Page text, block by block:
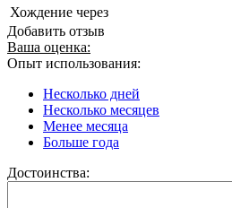
Хождение через
Добавить отзыв
Ваша оценка:
Опыт использования:
Несколько дней
Несколько месяцев
Менее месяца
Больше года
Достоинства: